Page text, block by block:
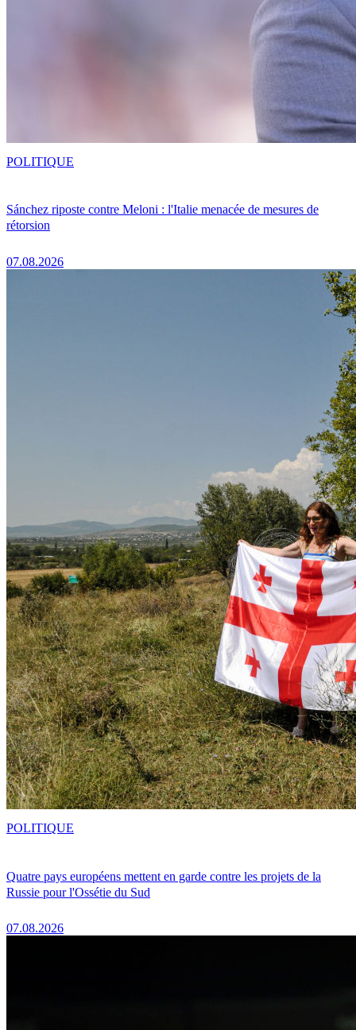
Sánchez riposte contre Meloni : l'Italie menacée de mesures de
rétorsion
07.08.2026
POLITIQUE
Quatre pays européens mettent en garde contre les projets de la
Russie pour l'Ossétie du Sud
07.08.2026
POLITIQUE